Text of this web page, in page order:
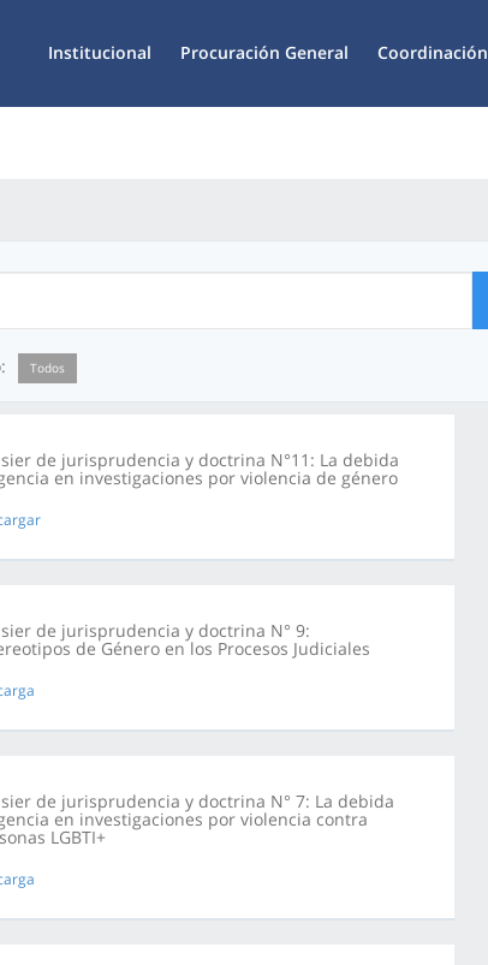
Institucional Procuración General Coordinación
Todos
de jurisprudencia y doctrina N°11: La debida
en investigaciones por violencia de género
de jurisprudencia y doctrina N° 9:
de Género en los Procesos Judiciales
de jurisprudencia y doctrina N° 7: La debida
en investigaciones por violencia contra
LGBTI+